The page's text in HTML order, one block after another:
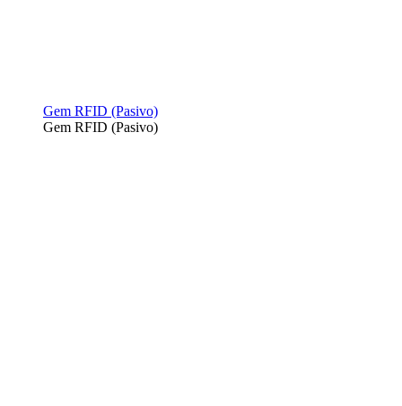
Gem RFID (Pasivo)
Gem RFID (Pasivo)